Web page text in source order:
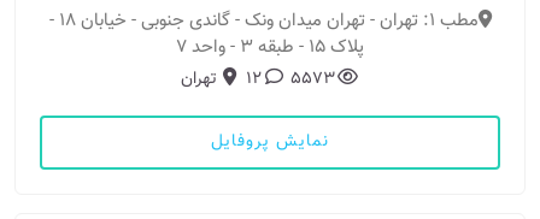
مطب 1: تهران - تهران میدان ونک - گاندی جنوبی - خیابان ۱۸ -
پلاک ۱۵ - طبقه ۳ - واحد ۷
5573
12 تهران
نمایش پروفایل